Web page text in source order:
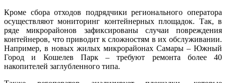
Кроме сбора отходов подрядчики регионального оператора
осуществляют мониторинг контейнерных площадок. Так, в
ряде микрорайонов зафиксированы случаи повреждения
контейнеров, что приводит к сложностям в их обслуживании.
Например, в новых жилых микрорайонах Самары – Южный
Город и Кошелев Парк – требуют ремонта более 40
накопителей заглубленного типа.